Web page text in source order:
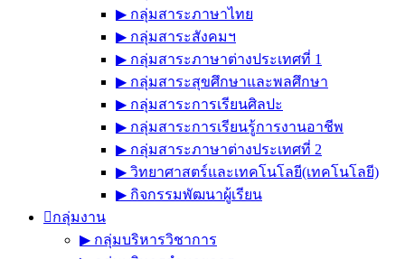
▶︎ กลุ่มสาระภาษาไทย
▶︎ กลุ่มสาระสังคมฯ
▶︎ กลุ่มสาระภาษาต่างประเทศที่ 1
▶︎ กลุ่มสาระสุขศึกษาและพลศึกษา
▶︎ กลุ่มสาระการเรียนศิลปะ
▶︎ กลุ่มสาระการเรียนรู้การงานอาชีพ
▶︎ กลุ่มสาระภาษาต่างประเทศที่ 2
▶︎ วิทยาศาสตร์และเทคโนโลยี(เทคโนโลยี)
▶︎ กิจกรรมพัฒนาผู้เรียน
กลุ่มงาน
▶︎ กลุ่มบริหารวิชาการ